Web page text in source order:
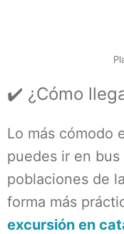
✔️ ¿Cómo
Lo más cómodo
puedes ir en
poblaciones de
forma más
excursión en